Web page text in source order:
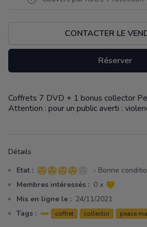
CONTACTER LE
Réserver
Description
Coffrets 7 DVD + 1 bonus collector
Attention : pour un public averti :
Détails
Etat : 4 sur 5 étoiles
- Bonne
Membres intéressés : 0 x
Mis en ligne le : 24/11/2021
Tags :
coffret collector peace